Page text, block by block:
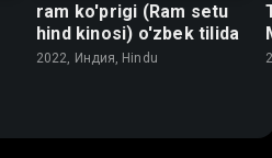
ram ko'prigi (Ram setu
hind kinosi) o'zbek tilida
2022, Индия, Hindu